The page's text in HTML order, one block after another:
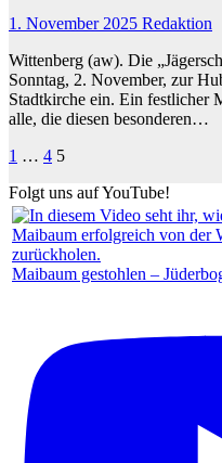
1. November 2025 Redaktion
Wittenberg (aw). Die
Sonntag, 2. November, zur
Stadtkirche ein. Ein festlicher
alle, die diesen besonderen…
der
Beiträge
1 … 4 5
Folgt uns auf YouTube!
Maibaum gestohlen –